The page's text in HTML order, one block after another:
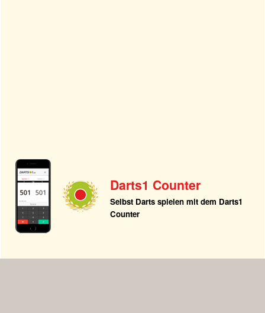
Darts1 Counter
Selbst Darts spielen mit dem Darts1
Counter